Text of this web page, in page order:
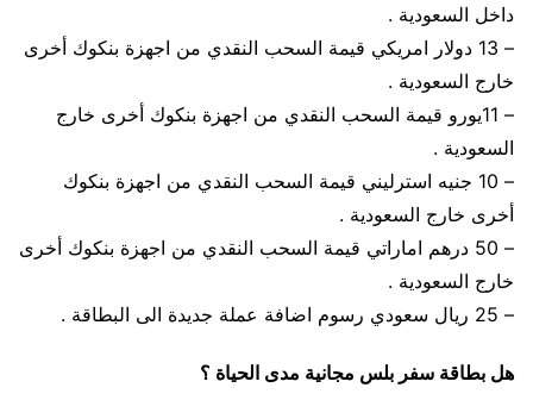
داخل السعودية .
– 13 دولار امريكي قيمة السحب النقدي من اجهزة بنكوك أخرى
خارج السعودية .
– 11يورو قيمة السحب النقدي من اجهزة بنكوك أخرى خارج
السعودية .
– 10 جنيه استرليني قيمة السحب النقدي من اجهزة بنكوك
أخرى خارج السعودية .
– 50 درهم اماراتي قيمة السحب النقدي من اجهزة بنكوك أخرى
خارج السعودية .
– 25 ريال سعودي رسوم اضافة عملة جديدة الى البطاقة .
هل بطاقة سفر بلس مجانية مدى الحياة ؟